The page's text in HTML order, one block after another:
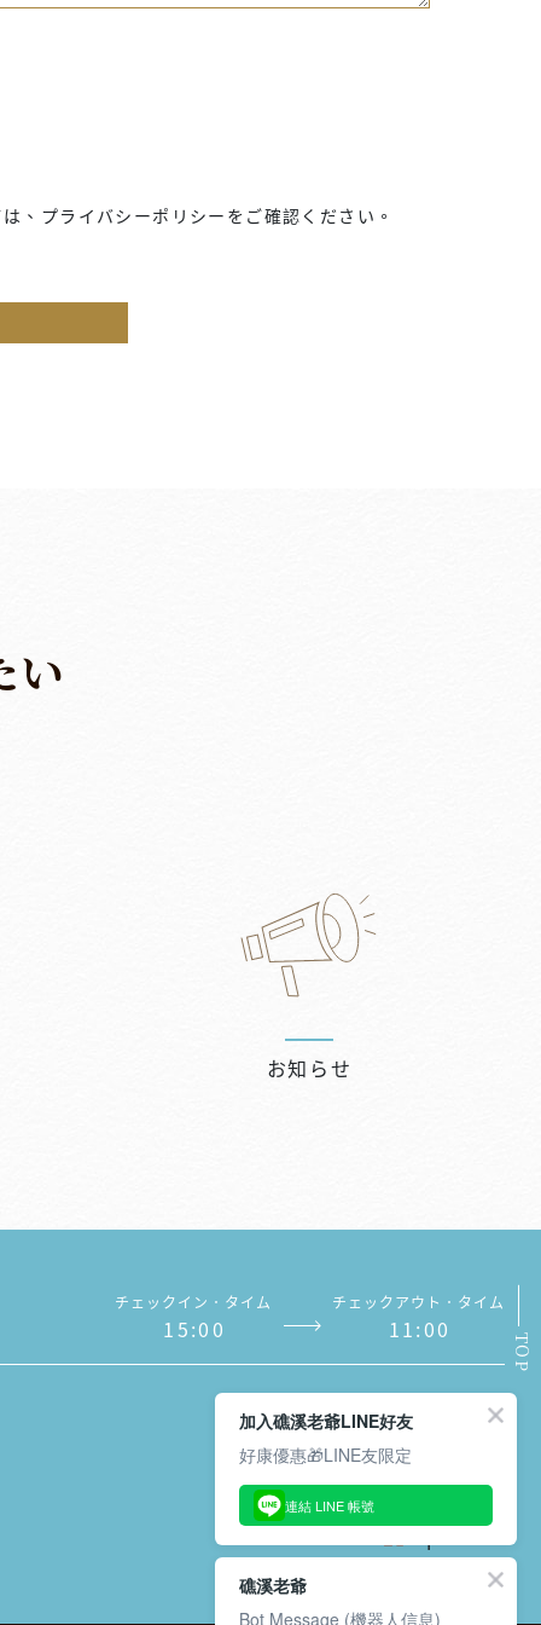
プライバシーポリシーをご確認ください。
い
お知らせ
TOP
チェックイン．タイム
15:00
チェックアウト．タイム
11:00
メルマガの購読．解除
加入礁溪老爺LINE好友
好康優惠🎁LINE友限定
連結 LINE 帳號
礁溪老爺
Bot Message (機器人信息)